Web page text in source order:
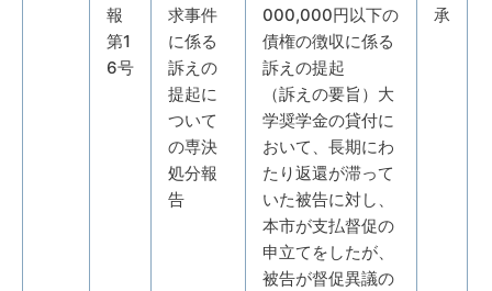
報
第1
6号
求事件
に係る
訴えの
提起に
ついて
の専決
処分報
告
000,000円以下の
債権の徴収に係る
訴えの提起
（訴えの要旨）大
学奨学金の貸付に
おいて、長期にわ
たり返還が滞って
いた被告に対し、
本市が支払督促の
申立てをしたが、
被告が督促異議の
承